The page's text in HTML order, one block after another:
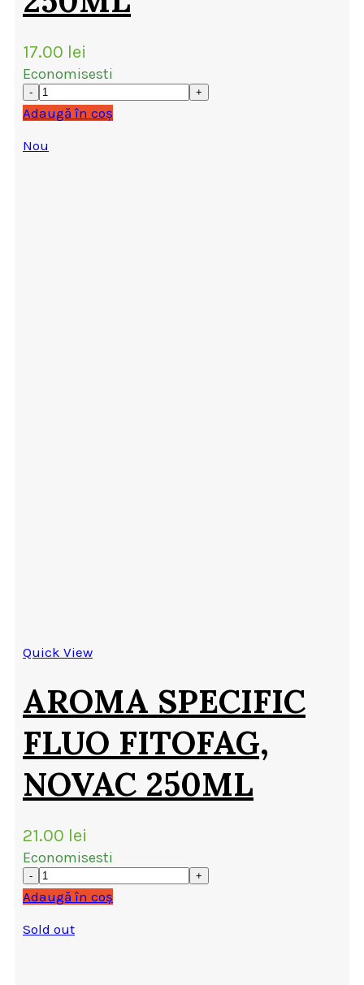
17.00 lei
Economisesti
Adaugă în coș
Nou
Quick View
AROMA SPECIFIC
FLUO FITOFAG,
NOVAC 250ML
21.00 lei
Economisesti
Adaugă în coș
Sold out